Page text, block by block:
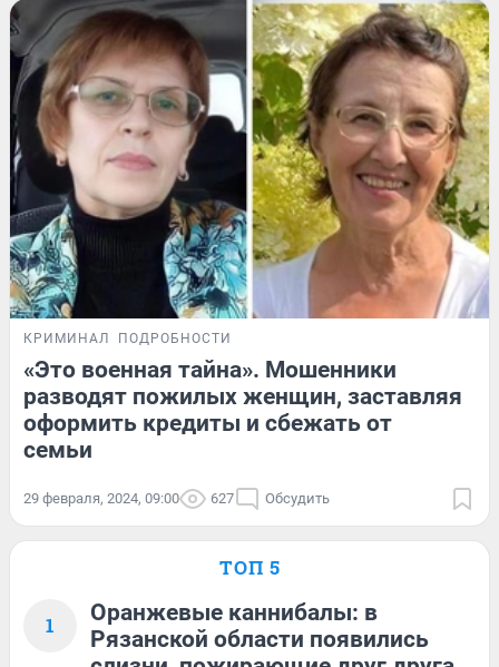
КРИМИНАЛ ПОДРОБНОСТИ
«Это военная тайна». Мошенники
разводят пожилых женщин, заставляя
оформить кредиты и сбежать от
семьи
29 февраля, 2024, 09:00 627 Обсудить
ТОП 5
1
Оранжевые каннибалы: в
Рязанской области появились